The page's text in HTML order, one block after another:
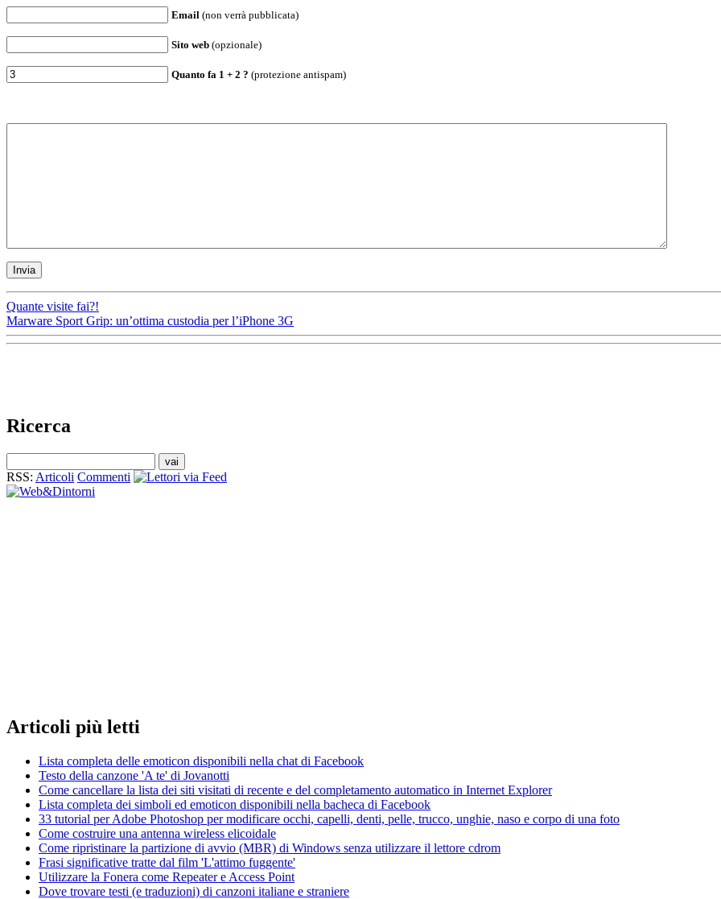
Email (non verrà pubblicata)
Sito web (opzionale)
Quanto fa 1 + 2 ? (protezione antispam)
Quante visite fai?!
Marware Sport Grip: un’ottima custodia per l’iPhone 3G
Ricerca
RSS: Articoli Commenti
Articoli più letti
Lista completa delle emoticon disponibili nella chat di Facebook
Testo della canzone 'A te' di Jovanotti
Come cancellare la lista dei siti visitati di recente e del completamento automatico in Internet Explorer
Lista completa dei simboli ed emoticon disponibili nella bacheca di Facebook
33 tutorial per Adobe Photoshop per modificare occhi, capelli, denti, pelle, trucco, unghie, naso e corpo di una foto
Come costruire una antenna wireless elicoidale
Come ripristinare la partizione di avvio (MBR) di Windows senza utilizzare il lettore cdrom
Frasi significative tratte dal film 'L'attimo fuggente'
Utilizzare la Fonera come Repeater e Access Point
Dove trovare testi (e traduzioni) di canzoni italiane e straniere